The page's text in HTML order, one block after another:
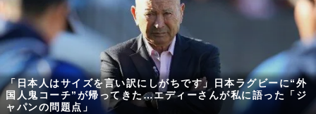
「日本人はサイズを言い訳にしがちです」日本ラグビーに“外
国人鬼コーチ”が帰ってきた…エディーさんが私に語った「ジ
ャパンの問題点」